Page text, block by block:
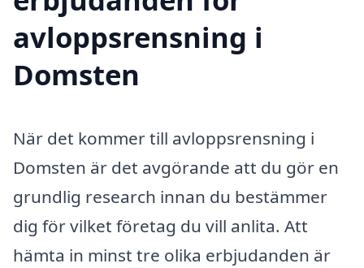
avloppsrensning i
Domsten
När det kommer till avloppsrensning i
Domsten är det avgörande att du gör en
grundlig research innan du bestämmer
dig för vilket företag du vill anlita. Att
hämta in minst tre olika erbjudanden är